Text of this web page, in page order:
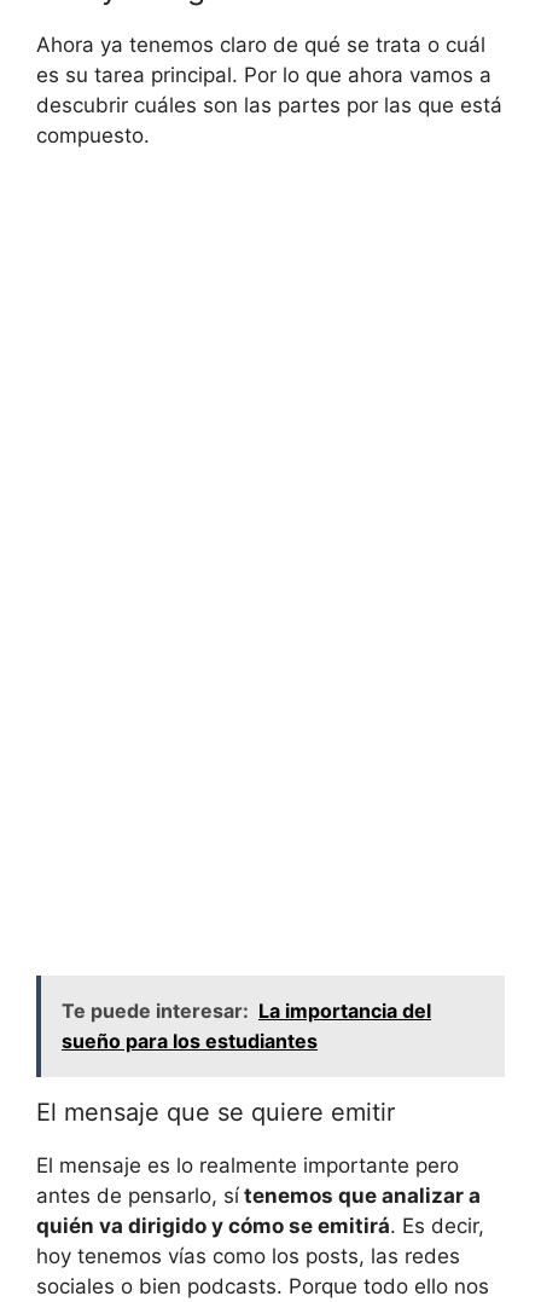
Ahora ya tenemos claro de qué se trata o cuál
es su tarea principal. Por lo que ahora vamos a
descubrir cuáles son las partes por las que está
compuesto.
Te puede interesar: La importancia del
sueño para los estudiantes
El mensaje que se quiere emitir
El mensaje es lo realmente importante pero
antes de pensarlo, sítenemos que analizar a
quién va dirigido y cómo se emitirá. Es decir,
hoy tenemos vías como los posts, las redes
sociales o bien podcasts. Porque todo ello nos